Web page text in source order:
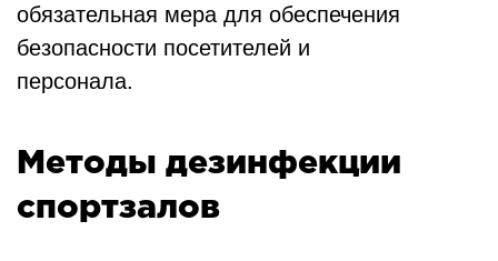
обязательная мера для обеспечения
безопасности посетителей и
персонала.
Методы дезинфекции
спортзалов